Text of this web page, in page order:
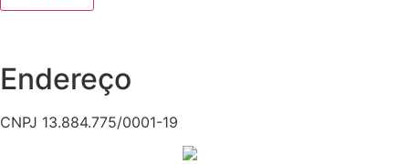
Endereço
CNPJ 13.884.775/0001-19